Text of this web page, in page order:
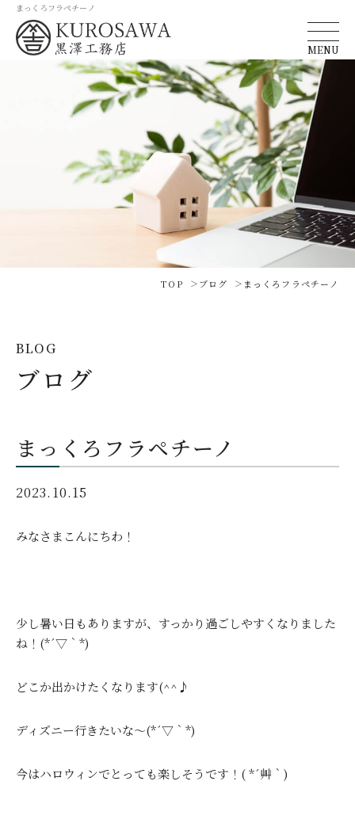
まっくろフラペチーノ
MENU
TOP ブログ まっくろフラペチーノ
BLOG
ブログ
まっくろフラペチーノ
2023.10.15
みなさまこんにちわ！
少し暑い日もありますが、すっかり過ごしやすくなりました
ね！(*´▽｀*)
どこか出かけたくなります(^^♪
ディズニー行きたいな～(*´▽｀*)
今はハロウィンでとっても楽しそうです！( *´艸｀)